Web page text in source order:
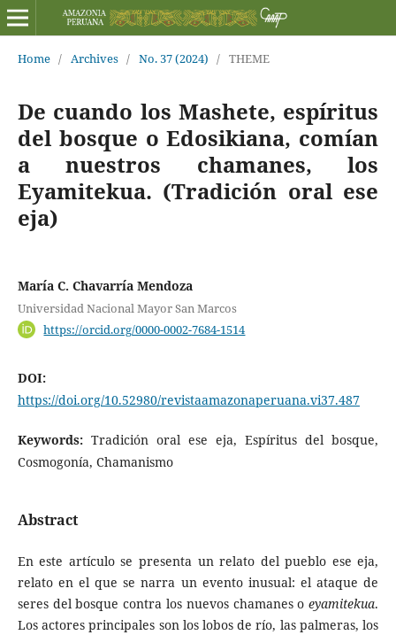
Home / Archives / No. 37 (2024) / THEME
De cuando los Mashete, espíritus
del bosque o Edosikiana, comían
a nuestros chamanes, los
Eyamitekua. (Tradición oral ese
eja)
María C. Chavarría Mendoza
Universidad Nacional Mayor San Marcos
https://orcid.org/0000-0002-7684-1514
DOI:
https://doi.org/10.52980/revistaamazonaperuana.vi37.487
Keywords: Tradición oral ese eja, Espíritus del bosque,
Cosmogonía, Chamanismo
Abstract
En este artículo se presenta un relato del pueblo ese eja,
relato en el que se narra un evento inusual: el ataque de
seres del bosque contra los nuevos chamanes oeyamitekua.
Los actores principales son los lobos de río, las palmeras, los